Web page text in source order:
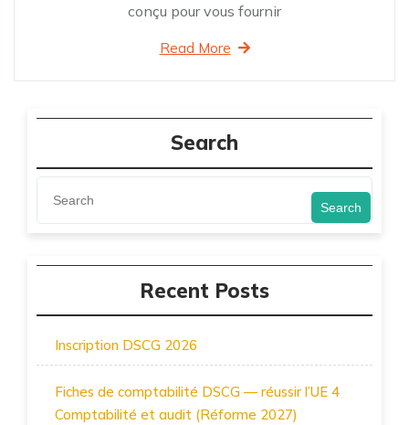
conçu pour vous fournir
Read More
Search
Search
Recent Posts
Inscription DSCG 2026
Fiches de comptabilité DSCG — réussir l’UE 4
Comptabilité et audit (Réforme 2027)